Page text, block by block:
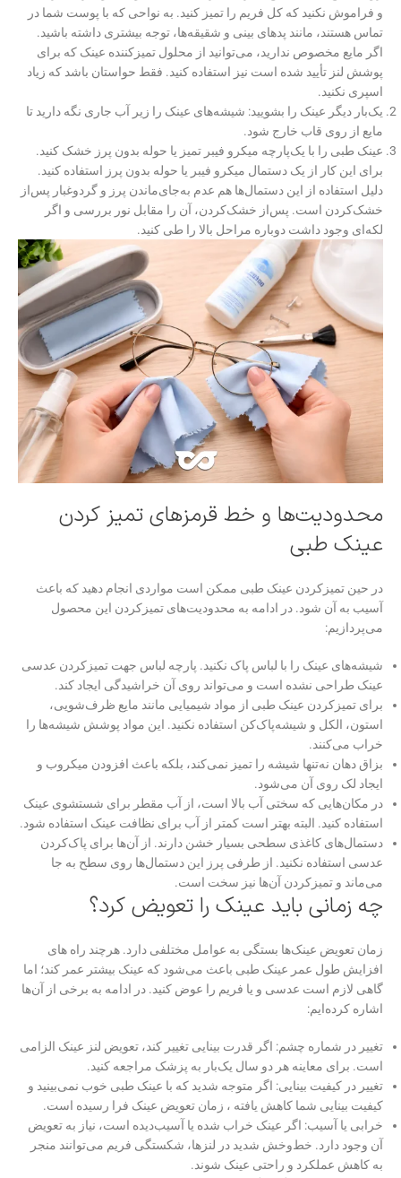
و فراموش نکنید که کل فریم را تمیز کنید. به نواحی که با پوست شما در
تماس هستند، مانند پدهای بینی و شقیقه‌ها، توجه بیشتری داشته باشید.
اگر مایع مخصوص ندارید، می‌توانید از محلول تمیزکننده عینک که برای
پوشش لنز تأیید شده است نیز استفاده کنید. فقط حواستان باشد که زیاد
اسپری نکنید.
یک‌بار دیگر عینک را بشویید: شیشه‌های عینک را زیر آب جاری نگه دارید تا
مایع از روی قاب خارج شود.
عینک طبی را با یک‌پارچه میکرو فیبر تمیز یا حوله بدون پرز خشک کنید.
برای این کار از یک دستمال میکرو فیبر یا حوله بدون پرز استفاده کنید.
دلیل استفاده از این دستمال‌ها هم عدم به‌جای‌ماندن پرز و گردوغبار پس‌از
خشک‌کردن است. پس‌از خشک‌کردن، آن را مقابل نور بررسی و اگر
لکه‌ای وجود داشت دوباره مراحل بالا را طی کنید.
محدودیت‌ها و خط قرمزهای تمیز کردن
عینک طبی
در حین تمیزکردن عینک طبی ممکن است مواردی انجام دهید که باعث
آسیب به آن شود. در ادامه به محدودیت‌های تمیزکردن این محصول
می‌پردازیم:
شیشه‌های عینک را با لباس پاک نکنید. پارچه لباس جهت تمیزکردن عدسی
عینک طراحی نشده است و می‌تواند روی آن خراشیدگی ایجاد کند.
برای تمیزکردن عینک طبی از مواد شیمیایی مانند مایع ظرف‌شویی،
استون، الکل و شیشه‌پاک‌کن استفاده نکنید. این مواد پوشش شیشه‌ها را
خراب می‌کنند.
بزاق دهان نه‌تنها شیشه را تمیز نمی‌کند، بلکه باعث افزودن میکروب و
ایجاد لک روی آن می‌شود.
در مکان‌هایی که سختی آب بالا است، از آب مقطر برای شستشوی عینک
استفاده کنید. البته بهتر است کمتر از آب برای نظافت عینک استفاده شود.
دستمال‌های کاغذی سطحی بسیار خشن دارند. از آن‌ها برای پاک‌کردن
عدسی استفاده نکنید. از طرفی پرز این دستمال‌ها روی سطح به جا
می‌ماند و تمیزکردن آن‌ها نیز سخت است.
چه زمانی باید عینک را تعویض کرد؟
زمان تعویض عینک‌ها بستگی به عوامل مختلفی دارد. هرچند راه های
افزایش طول عمر عینک طبی باعث می‌شود که عینک بیشتر عمر کند؛ اما
گاهی لازم است عدسی و یا فریم را عوض کنید. در ادامه به برخی از آن‌ها
اشاره کرده‌ایم:
تغییر در شماره چشم: اگر قدرت بینایی تغییر کند، تعویض لنز عینک الزامی
است. برای معاینه هر دو سال یک‌بار به پزشک مراجعه کنید.
تغییر در کیفیت بینایی: اگر متوجه شدید که با عینک طبی خوب نمی‌بینید و
کیفیت بینایی شما کاهش یافته ، زمان تعویض عینک فرا رسیده است.
خرابی یا آسیب: اگر عینک خراب شده یا آسیب‌دیده است، نیاز به تعویض
آن وجود دارد. خط‌وخش شدید در لنزها، شکستگی فریم می‌توانند منجر
به کاهش عملکرد و راحتی عینک شوند.